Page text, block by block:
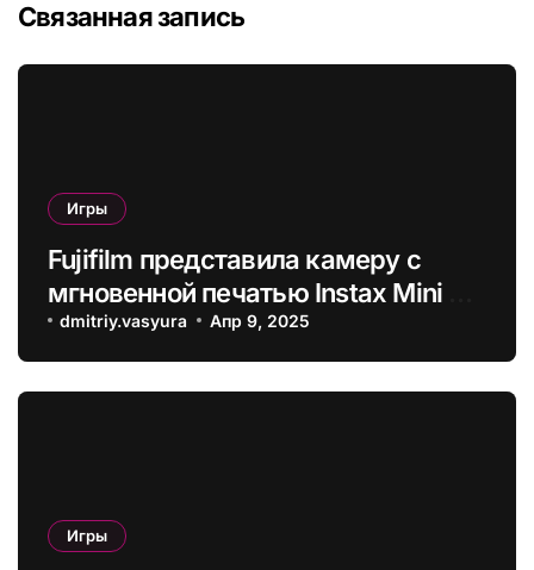
Связанная запись
Игры
Fujifilm представила камеру с
мгновенной печатью Instax Mini 41
– она получила режим
макросъемки с коррекцией
параллакса
dmitriy.vasyura Апр 9, 2025
Игры